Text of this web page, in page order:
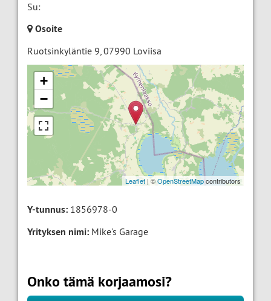
Su:
Osoite
Ruotsinkyläntie 9,07990 Loviisa
+
−
Leaflet | ©OpenStreetMapcontributors
Y-tunnus: 1856978-0
Yrityksen nimi: Mike's Garage
Onko tämä korjaamosi?